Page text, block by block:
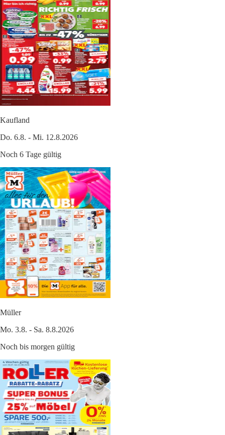
Kaufland
Do. 6.8. - Mi. 12.8.2026
Noch 6 Tage gültig
Müller
Mo. 3.8. - Sa. 8.8.2026
Noch bis morgen gültig